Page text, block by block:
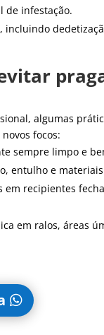
de infestação.
, incluindo
algumas
focos:
sempre limpo e
entulho e
em recipientes
em ralos, áreas